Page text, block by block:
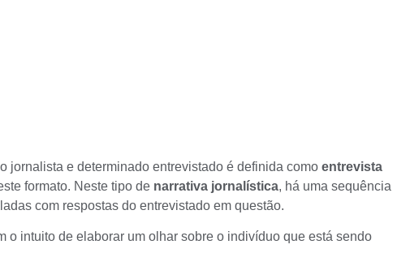
jornalista e determinado entrevistado é definida como entrevista
formato. Neste tipo de narrativa jornalística, há uma sequência
com respostas do entrevistado em questão.
o intuito de elaborar um olhar sobre o indivíduo que está sendo